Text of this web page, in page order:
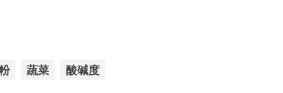
蔬菜 酸碱度